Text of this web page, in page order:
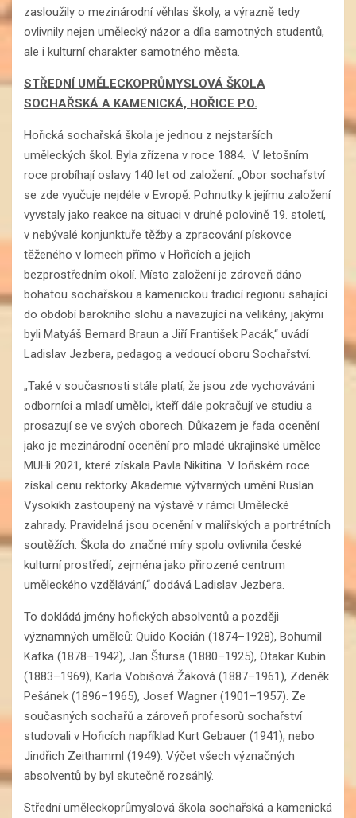
zasloužily o mezinárodní věhlas školy, a výrazně tedy
ovlivnily nejen umělecký názor a díla samotných studentů,
ale i kulturní charakter samotného města.
STŘEDNÍ UMĚLECKOPRŮMYSLOVÁ ŠKOLA
SOCHAŘSKÁ A KAMENICKÁ, HOŘICE P.O.
Hořická sochařská škola je jednou z nejstarších
uměleckých škol. Byla zřízena v roce 1884. V letošním
roce probíhají oslavy 140 let od založení. „Obor sochařství
se zde vyučuje nejdéle v Evropě. Pohnutky k jejímu založení
vyvstaly jako reakce na situaci v druhé polovině 19. století,
v nebývalé konjunktuře těžby a zpracování pískovce
těženého v lomech přímo v Hořicích a jejich
bezprostředním okolí. Místo založení je zároveň dáno
bohatou sochařskou a kamenickou tradicí regionu sahající
do období barokního slohu a navazující na velikány, jakými
byli Matyáš Bernard Braun a Jiří František Pacák,“ uvádí
Ladislav Jezbera, pedagog a vedoucí oboru Sochařství.
„Také v současnosti stále platí, že jsou zde vychováváni
odborníci a mladí umělci, kteří dále pokračují ve studiu a
prosazují se ve svých oborech. Důkazem je řada ocenění
jako je mezinárodní ocenění pro mladé ukrajinské umělce
MUHi 2021, které získala Pavla Nikitina. V loňském roce
získal cenu rektorky Akademie výtvarných umění Ruslan
Vysokikh zastoupený na výstavě v rámci Umělecké
zahrady. Pravidelná jsou ocenění v malířských a portrétních
soutěžích. Škola do značné míry spolu ovlivnila české
kulturní prostředí, zejména jako přirozené centrum
uměleckého vzdělávání,“ dodává Ladislav Jezbera.
To dokládá jmény hořických absolventů a později
významných umělců: Quido Kocián (1874–1928), Bohumil
Kafka (1878–1942), Jan Štursa (1880–1925), Otakar Kubín
(1883–1969), Karla Vobišová Žáková (1887–1961), Zdeněk
Pešánek (1896–1965), Josef Wagner (1901–1957). Ze
současných sochařů a zároveň profesorů sochařství
studovali v Hořicích například Kurt Gebauer (1941), nebo
Jindřich Zeithamml (1949). Výčet všech význačných
absolventů by byl skutečně rozsáhlý.
Střední uměleckoprůmyslová škola sochařská a kamenická